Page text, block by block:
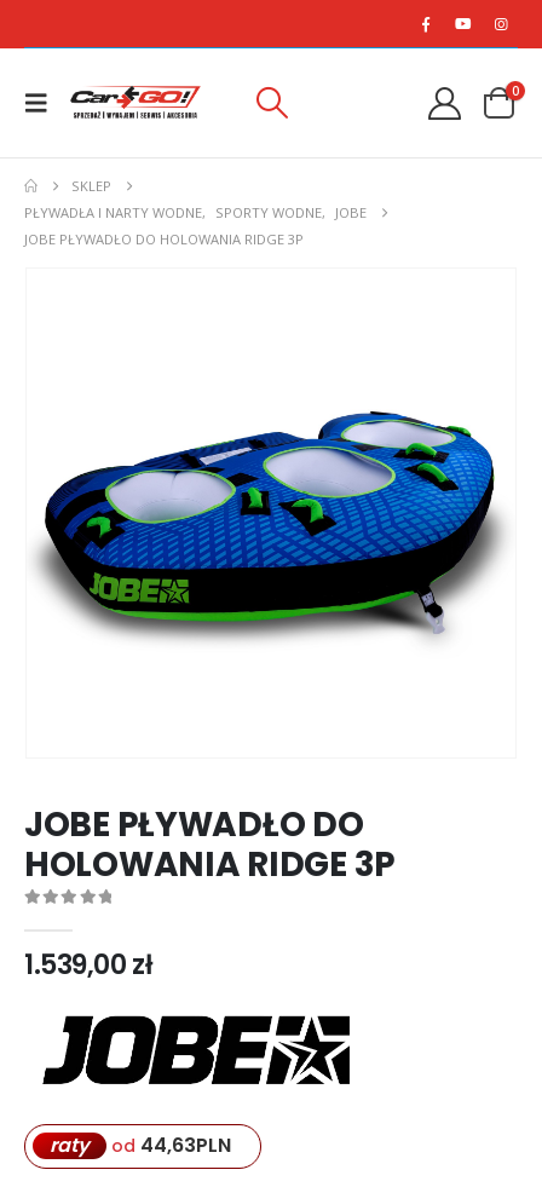
0
SKLEP
PŁYWADŁA I NARTY WODNE, SPORTY WODNE,
JOBE
JOBE PŁYWADŁO DO HOLOWANIA RIDGE 3P
JOBE PŁYWADŁO DO
HOLOWANIA RIDGE 3P
1.539,00zł
raty od 44,63PLN